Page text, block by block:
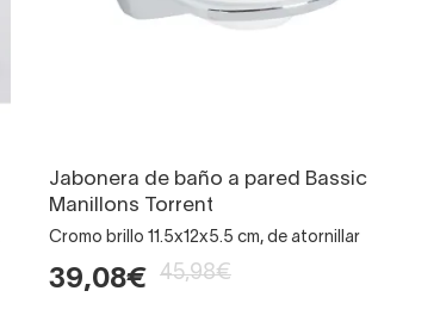
Jabonera de baño a pared Bassic
Manillons Torrent
Cromo brillo 11.5x12x5.5 cm, de atornillar
39,08€ 45,98€